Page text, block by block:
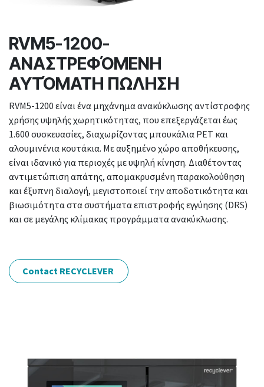
RVM5-1200-
ΑΝΑΣΤΡΕΦΌΜΕΝΗ
ΑΥΤΌΜΑΤΗ ΠΩΛΗΣΗ
RVM5-1200 είναι ένα μηχάνημα ανακύκλωσης αντίστροφης
χρήσης υψηλής χωρητικότητας, που επεξεργάζεται έως
1.600 συσκευασίες, διαχωρίζοντας μπουκάλια PET και
αλουμινένια κουτάκια. Με αυξημένο χώρο αποθήκευσης,
είναι ιδανικό για περιοχές με υψηλή κίνηση. Διαθέτοντας
αντιμετώπιση απάτης, απομακρυσμένη παρακολούθηση
και έξυπνη διαλογή, μεγιστοποιεί την αποδοτικότητα και
βιωσιμότητα στα συστήματα επιστροφής εγγύησης (DRS)
και σε μεγάλης κλίμακας προγράμματα ανακύκλωσης.
Contact RECYCLEVER